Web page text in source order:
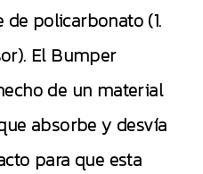
policarbonato (1.
El Bumper
de un material
absorbe y desvía
para que esta